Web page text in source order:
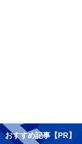
おすすめ記事【PR】